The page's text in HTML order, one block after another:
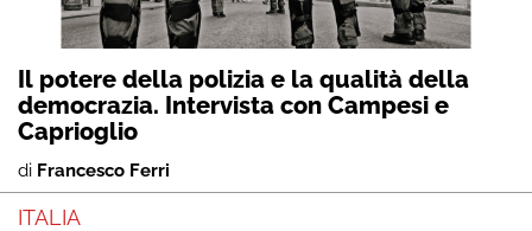
Il potere della polizia e la qualità della
democrazia. Intervista con Campesi e
Caprioglio
di Francesco Ferri
ITALIA